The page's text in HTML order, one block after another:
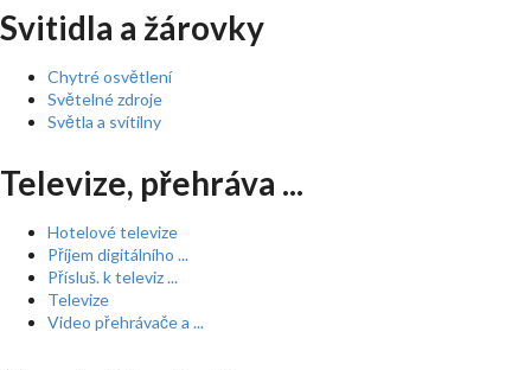
Svitidla a žárovky
Chytré osvětlení
Světelné zdroje
Světla a svítilny
Televize, přehráva ...
Hotelové televize
Příjem digitálního ...
Přísluš. k televiz ...
Televize
Video přehrávače a ...